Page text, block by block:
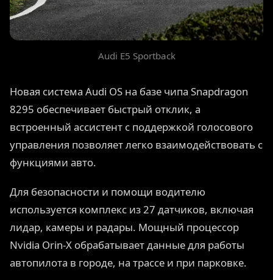
Audi E5 Sportback
Новая система Audi OS на базе чипа Snapdragon
8295 обеспечивает быстрый отклик, а
встроенный ассистент с поддержкой голосового
управления позволяет легко взаимодействовать с
функциями авто.
Для безопасности и помощи водителю
используется комплекс из 27 датчиков, включая
лидар, камеры и радары. Мощный процессор
Nvidia Orin-X обрабатывает данные для работы
автопилота в городе, на трассе и при парковке.